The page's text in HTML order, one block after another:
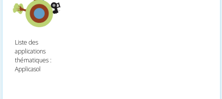
Liste des
applications
thématiques :
Applicasol